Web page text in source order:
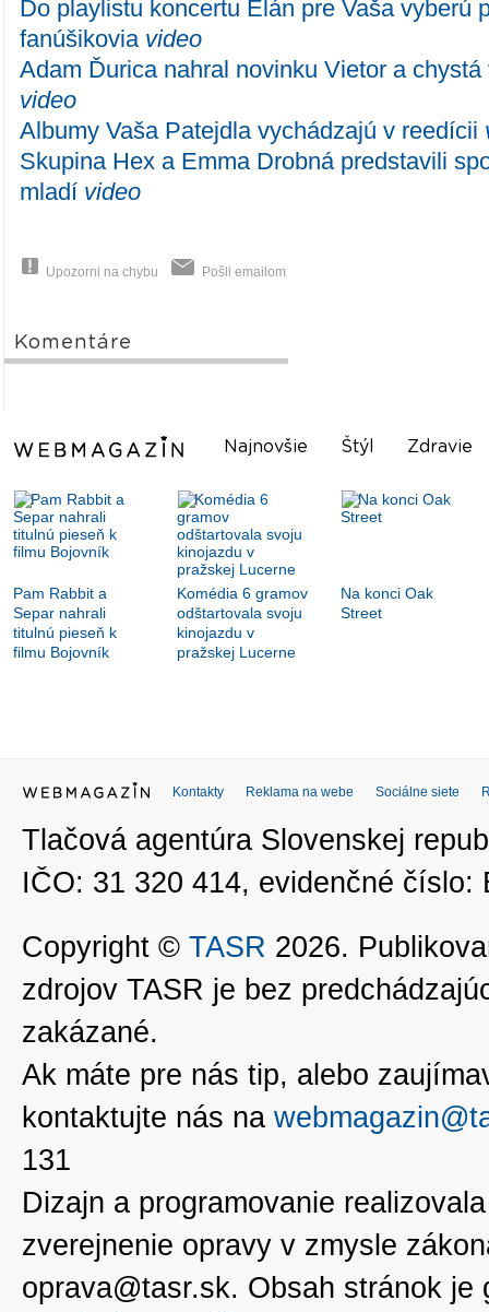
Do playlistu koncertu Elán pre Vaša vyberú
fanúšikovia video
Adam Ďurica nahral novinku Vietor a
video
Albumy Vaša Patejdla vychádzajú v reedícii
Skupina Hex a Emma Drobná predstavili
mladí video
Upozorni na chybu Pošli emailom
Komentáre
Najnovšie Štýl Zdravie
Pam Rabbit a
Separ nahrali
titulnú pieseň k
filmu Bojovník
Komédia 6 gramov
odštartovala svoju
kinojazdu v
pražskej Lucerne
Na konci Oak
Street
Kontakty Reklama na webe Sociálne siete
Tlačová agentúra Slovenskej
IČO: 31 320 414, evidenčné číslo:
Copyright © TASR 2026.
zdrojov TASR je bez
zakázané.
Ak máte pre nás tip, alebo
kontaktujte nás na
131
Dizajn a programovanie
zverejnenie opravy v zmysle
oprava@tasr.sk. Obsah stránok